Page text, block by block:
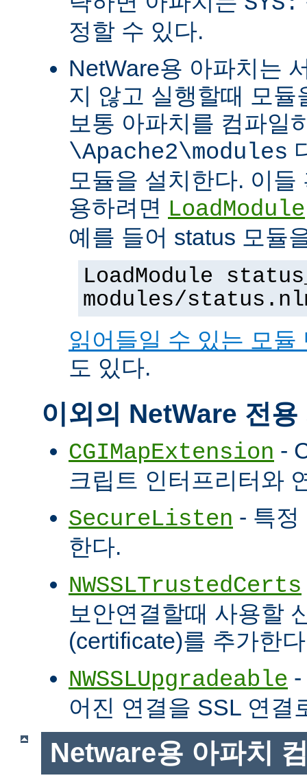
정할 수 있다.
NetWare용 아파치는
지 않고 실행할때 모듈
보통 아파치를 컴파일
\Apache2\modules
모듈을 설치한다. 이
용하려면 LoadModule
예를 들어 status 모듈
LoadModule
modules/
읽어들일 수 있는 모듈
도 있다.
이외의 NetWare 전
CGIMapExtension -
크립트 인터프리터와
SecureListen - 특정
한다.
NWSSLTrustedCerts
보안연결할때 사용할
(certificate)를 추가한
NWSSLUpgradeable
어진 연결을 SSL 연결
Netware용 아파치